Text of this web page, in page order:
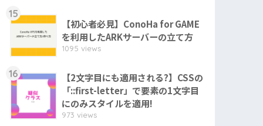
15
【初心者必見】ConoHa for GAME
を利用したARKサーバーの立て方
1095 views
16
【2文字目にも適用される?】CSSの
「::first-letter」で要素の1文字目
にのみスタイルを適用!
973 views